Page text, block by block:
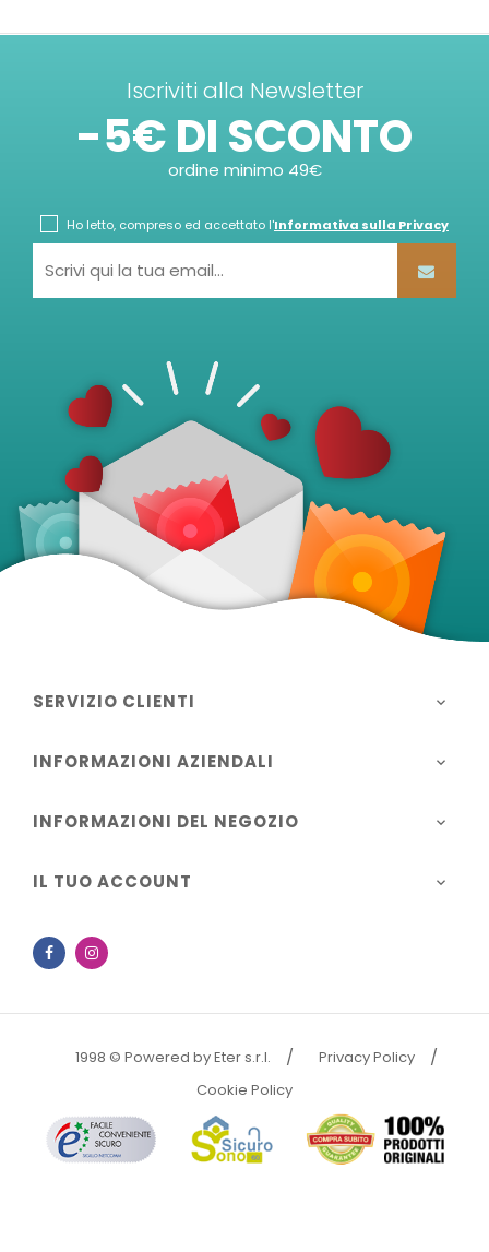
Iscriviti alla Newsletter
-5€ DI SCONTO
ordine minimo 49€
Ho letto, compreso ed accettato l'Informativa sulla Privacy
SERVIZIO CLIENTI 
INFORMAZIONI AZIENDALI 
INFORMAZIONI DEL NEGOZIO 
IL TUO ACCOUNT 
Facebook
1998 © Powered by Eter s.r.l.
Privacy Policy
Cookie Policy